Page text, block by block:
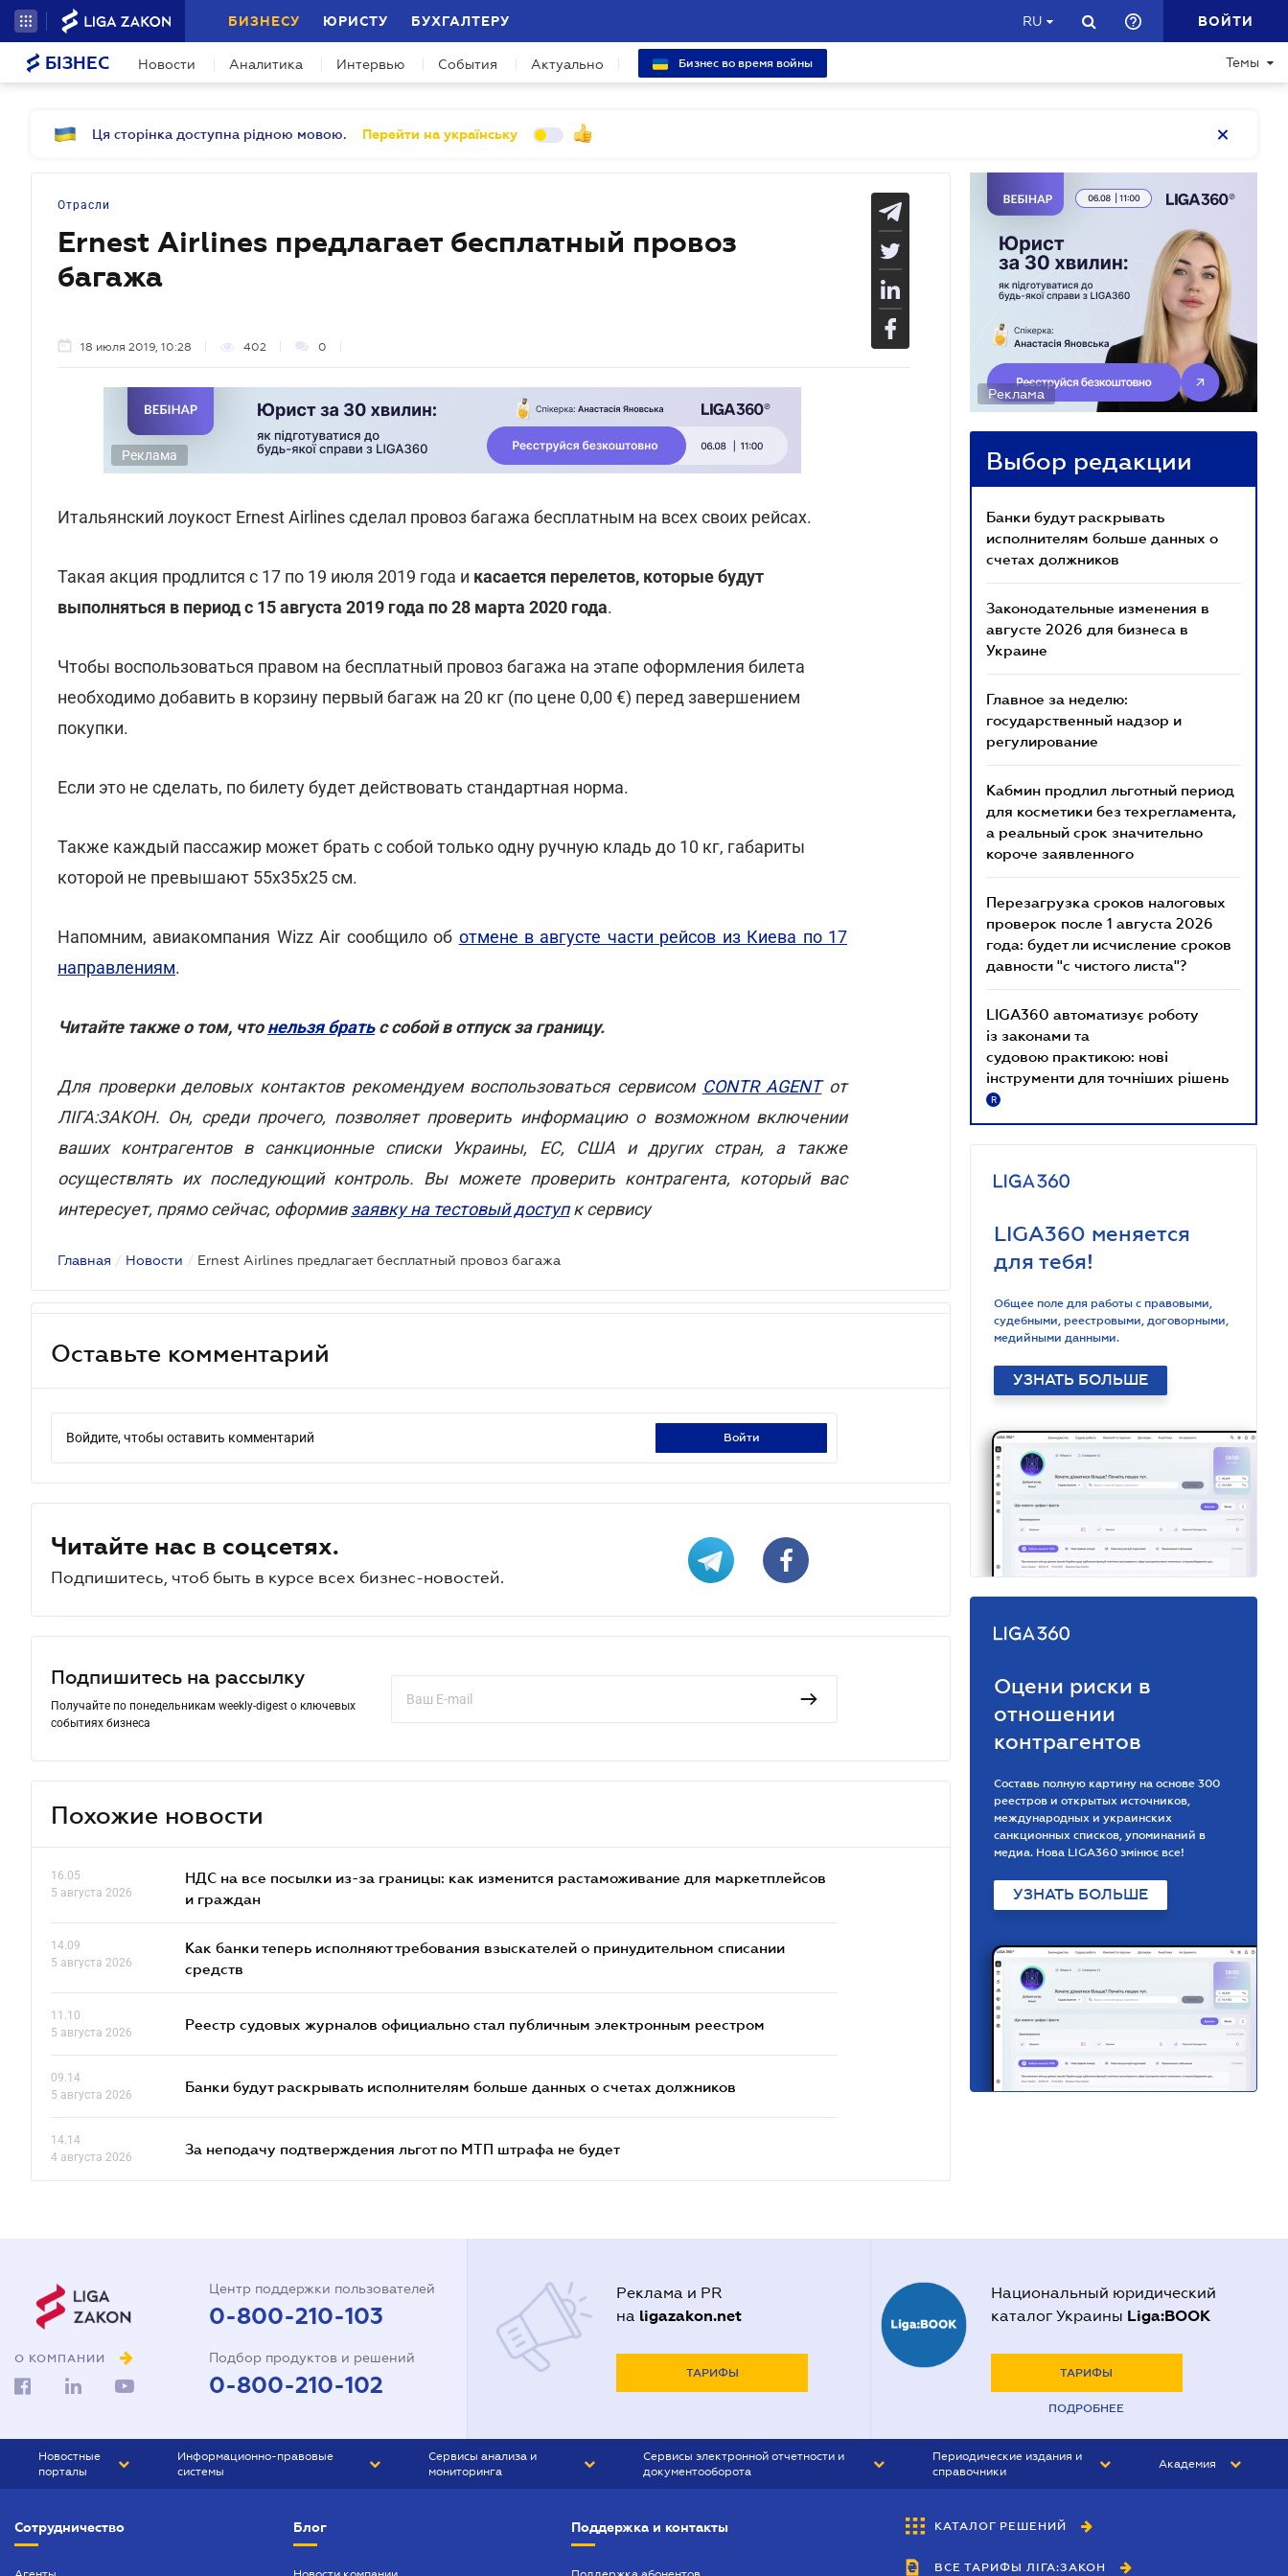
БИЗНЕСУ ЮРИСТУ БУХГАЛТЕРУ RU ВОЙТИ
БІЗНЕС Новости Аналитика Интервью События Актуально Бизнес во время войны Темы
Ця сторінка доступна рідною мовою. Перейти на українську
Отрасли
Ernest Airlines предлагает бесплатный провоз
багажа
18 июля 2019, 10:28 402 0
Реклама
Итальянский лоукост Ernest Airlines сделал провоз багажа бесплатным на всех своих рейсах.
Такая акция продлится с 17 по 19 июля 2019 года и касается перелетов, которые будут
выполняться в период с 15 августа 2019 года по 28 марта 2020 года.
Чтобы воспользоваться правом на бесплатный провоз багажа на этапе оформления билета
необходимо добавить в корзину первый багаж на 20 кг (по цене 0,00 €) перед завершением
покупки.
Если это не сделать, по билету будет действовать стандартная норма.
Также каждый пассажир может брать с собой только одну ручную кладь до 10 кг, габариты
которой не превышают 55х35х25 см.
Напомним, авиакомпания Wizz Air сообщило об отмене в августе части рейсов из Киева по 17
направлениям.
Читайте также о том, чтонельзя братьс собой в отпуск за границу.
Для проверки деловых контактов рекомендуем воспользоваться сервисом CONTR AGENTот
ЛІГА:ЗАКОН. Он, среди прочего, позволяет проверить информацию о возможном включении
ваших контрагентов в санкционные списки Украины, ЕС, США и других стран, а также
осуществлять их последующий контроль. Вы можете проверить контрагента, который вас
интересует, прямо сейчас, оформивзаявку на тестовый доступк сервису
Главная / Новости / Ernest Airlines предлагает бесплатный провоз багажа
Оставьте комментарий
Войдите, чтобы оставить комментарий войти
Читайте нас в соцсетях.
Подпишитесь, чтоб быть в курсе всех бизнес-новостей.
Подпишитесь на рассылку
Получайте по понедельникам weekly-digest о ключевых
событиях бизнеса
Похожие новости
16.05
5 августа 2026
НДС на все посылки из-за границы: как изменится растаможивание для маркетплейсов
и граждан
14.09
5 августа 2026
Как банки теперь исполняют требования взыскателей о принудительном списании
средств
11.10
5 августа 2026
Реестр судовых журналов официально стал публичным электронным реестром
09.14
5 августа 2026
Банки будут раскрывать исполнителям больше данных о счетах должников
14.14
4 августа 2026
За неподачу подтверждения льгот по МТП штрафа не будет
Реклама
Выбор редакции
Банки будут раскрывать
исполнителям больше данных о
счетах должников
Законодательные изменения в
августе 2026 для бизнеса в
Украине
Главное за неделю:
государственный надзор и
регулирование
Кабмин продлил льготный период
для косметики без техрегламента,
а реальный срок значительно
короче заявленного
Перезагрузка сроков налоговых
проверок после 1 августа 2026
года: будет ли исчисление сроков
давности "с чистого листа"?
LIGA360 автоматизує роботу
із законами та
судовою практикою: нові
інструменти для точніших рішень
R
LIGA360 меняется
для тебя!
Общее поле для работы с правовыми,
судебными, реестровыми, договорными,
медийными данными.
УЗНАТЬ БОЛЬШЕ
Оцени риски в
отношении
контрагентов
Составь полную картину на основе 300
реестров и открытых источников,
международных и украинских
санкционных списков, упоминаний в
медиа. Нова LIGA360 змінює все!
УЗНАТЬ БОЛЬШЕ
О КОМПАНИИ
Центр поддержки пользователей
0-800-210-103
Подбор продуктов и решений
0-800-210-102
Реклама и PR
на ligazakon.net
ТАРИФЫ
Национальный юридический
каталог Украины Liga:BOOK
ТАРИФЫ
ПОДРОБНЕЕ
Новостные
порталы
БИЗНЕС
Информационно-правовые
системы
Сервисы анализа и
мониторинга
Сервисы электронной отчетности и
документооборота
Периодические издания и
справочники
БУХГАЛТЕР&ЗАКОН
ВЕСТНИК МСФО
Академия
Сотрудничество Блог Поддержка и контакты КАТАЛОГ РЕШЕНИЙ
ВСЕ ТАРИФЫ ЛІГА:ЗАКОН